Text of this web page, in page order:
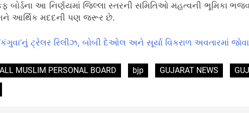
બોર્ડના આ નિર્ણયમાં જિલ્લા સ્તરની સમિતિઓ મહત્વની
આર્થિક મદદની પણ જરૂર છે.
ટ્રેલર રિલીઝ, બોબી દેઓલ અને સૂર્યા વિકરાળ અવતારમાં
ALL MUSLIM PERSONAL BOARD bjp GUJARAT NEWS